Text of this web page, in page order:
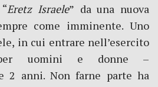
Eretz Israele” da una nuova
come imminente. Uno
in cui entrare nell’esercito
uomini e donne –
2 anni. Non farne parte ha